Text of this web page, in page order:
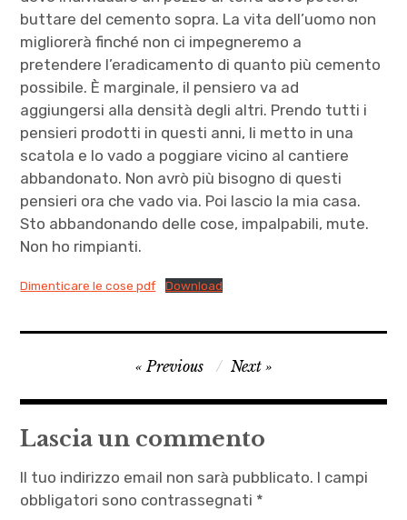
buttare del cemento sopra. La vita dell’uomo non
migliorerà finché non ci impegneremo a
pretendere l’eradicamento di quanto più cemento
possibile. È marginale, il pensiero va ad
aggiungersi alla densità degli altri. Prendo tutti i
pensieri prodotti in questi anni, li metto in una
scatola e lo vado a poggiare vicino al cantiere
abbandonato. Non avrò più bisogno di questi
pensieri ora che vado via. Poi lascio la mia casa.
Sto abbandonando delle cose, impalpabili, mute.
Non ho rimpianti.
Dimenticare le cose pdf Download
Artic
Antartic
and
Navigazione
articoli
Previous Next
Lascia un commento
Il tuo indirizzo email non sarà pubblicato. I campi
obbligatori sono contrassegnati *